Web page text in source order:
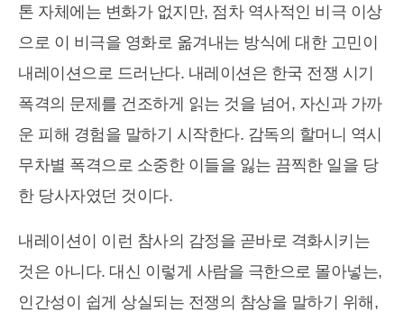
톤 자체에는 변화가 없지만, 점차 역사적인 비극 이상
으로 이 비극을 영화로 옮겨내는 방식에 대한 고민이
내레이션으로 드러난다. 내레이션은 한국 전쟁 시기
폭격의 문제를 건조하게 읽는 것을 넘어, 자신과 가까
운 피해 경험을 말하기 시작한다. 감독의 할머니 역시
무차별 폭격으로 소중한 이들을 잃는 끔찍한 일을 당
한 당사자였던 것이다.
내레이션이 이런 참사의 감정을 곧바로 격화시키는
것은 아니다. 대신 이렇게 사람을 극한으로 몰아넣는,
인간성이 쉽게 상실되는 전쟁의 참상을 말하기 위해,